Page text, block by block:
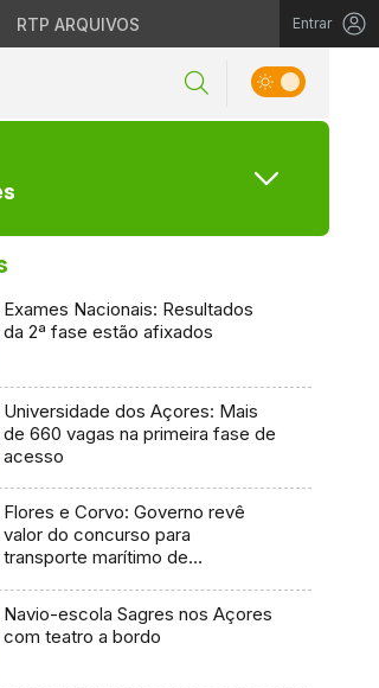
RTP ARQUIVOS Entrar
Exames Nacionais: Resultados
da 2ª fase estão afixados
Universidade dos Açores: Mais
de 660 vagas na primeira fase de
acesso
Flores e Corvo: Governo revê
valor do concurso para
transporte marítimo de
Navio-escola Sagres nos Açores
com teatro a bordo